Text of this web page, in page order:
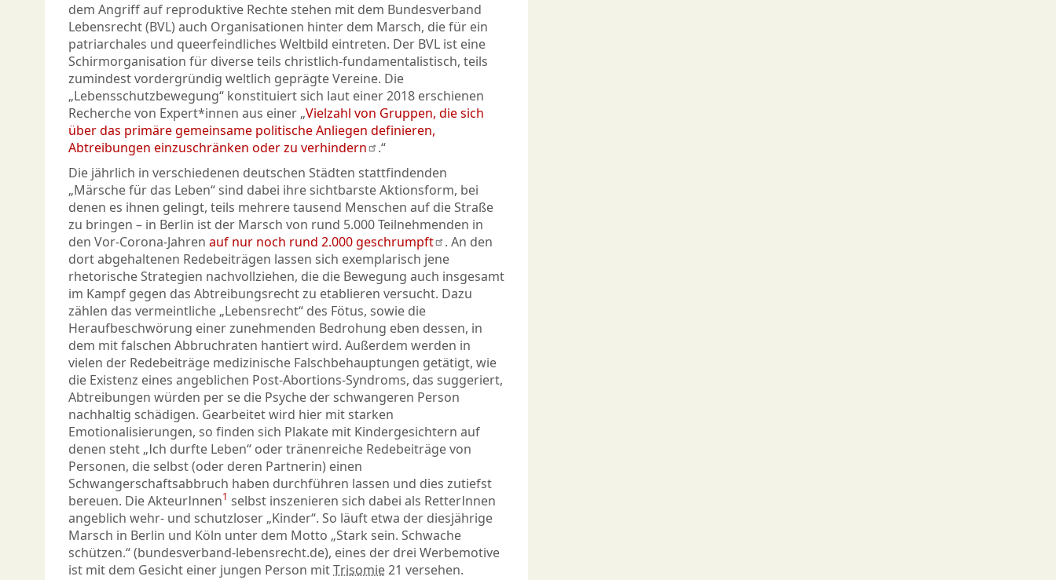
dem Angriff auf reproduktive Rechte stehen mit dem Bundesverband
Lebensrecht (BVL) auch Organisationen hinter dem Marsch, die für ein
patriarchales und queerfeindliches Weltbild eintreten. Der BVL ist eine
Schirmorganisation für diverse teils christlich-fundamentalistisch, teils
zumindest vordergründig weltlich geprägte Vereine. Die
„Lebensschutzbewegung“ konstituiert sich laut einer 2018 erschienen
Recherche von Expert*innen aus einer „Vielzahl von Gruppen, die sich
über das primäre gemeinsame politische Anliegen definieren,
Abtreibungen einzuschränken oder zu verhindern
.“
Die jährlich in verschiedenen deutschen Städten stattfindenden
„Märsche für das Leben“ sind dabei ihre sichtbarste Aktionsform, bei
denen es ihnen gelingt, teils mehrere tausend Menschen auf die Straße
zu bringen – in Berlin ist der Marsch von rund 5.000 Teilnehmenden in
den Vor-Corona-Jahren auf nur noch rund 2.000 geschrumpft
. An den
dort abgehaltenen Redebeiträgen lassen sich exemplarisch jene
rhetorische Strategien nachvollziehen, die die Bewegung auch insgesamt
im Kampf gegen das Abtreibungsrecht zu etablieren versucht. Dazu
zählen das vermeintliche „Lebensrecht“ des Fötus, sowie die
Heraufbeschwörung einer zunehmenden Bedrohung eben dessen, in
dem mit falschen Abbruchraten hantiert wird. Außerdem werden in
vielen der Redebeiträge medizinische Falschbehauptungen getätigt, wie
die Existenz eines angeblichen Post-Abortions-Syndroms, das suggeriert,
Abtreibungen würden per se die Psyche der schwangeren Person
nachhaltig schädigen. Gearbeitet wird hier mit starken
Emotionalisierungen, so finden sich Plakate mit Kindergesichtern auf
denen steht „Ich durfte Leben“ oder tränenreiche Redebeiträge von
Personen, die selbst (oder deren Partnerin) einen
Schwangerschaftsabbruch haben durchführen lassen und dies zutiefst
bereuen. Die AkteurInnen1 selbst inszenieren sich dabei als RetterInnen
angeblich wehr- und schutzloser „Kinder“. So läuft etwa der diesjährige
Marsch in Berlin und Köln unter dem Motto „Stark sein. Schwache
schützen.“ (bundesverband-lebensrecht.de), eines der drei Werbemotive
ist mit dem Gesicht einer jungen Person mitTrisomie21 versehen.